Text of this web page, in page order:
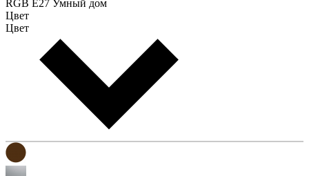
RGB E27 Умный дом
Цвет
Цвет